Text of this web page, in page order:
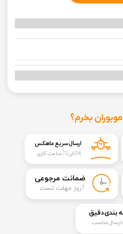
موبوران بخرم؟
​ضمانت مرجوعی
​7روز مهلت تست
ارسال سریع ماهکس
24الی72 ساعت کاری
بندی دقیق​​​​​​​
ارسال مناسب